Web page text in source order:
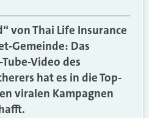
von Thai Life Insurance
Gemeinde: Das
Video des
hat es in die Top-
viralen Kampagnen